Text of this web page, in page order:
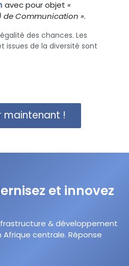
avec pour objet«
Communication ».
des chances. Les
issues de la diversité sont
maintenant !
et innovez
& développement
centrale. Réponse